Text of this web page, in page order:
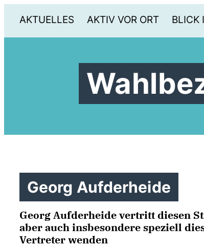
AKTUELLES AKTIV VOR ORT BLICK
Georg Aufderheide
Georg Aufderheidevertritt diesen
aber auch insbesondere speziell
Vertreter wenden